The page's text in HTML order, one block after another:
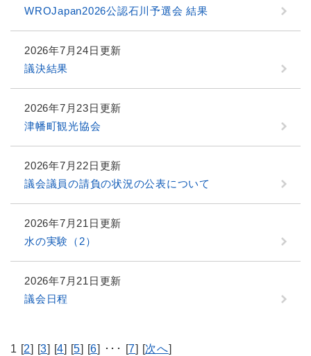
WROJapan2026公認石川予選会 結果
2026年7月24日更新
議決結果
2026年7月23日更新
津幡町観光協会
2026年7月22日更新
議会議員の請負の状況の公表について
2026年7月21日更新
水の実験（2）
2026年7月21日更新
議会日程
1 [2] [3] [4] [5] [6] ･･･ [7] [次へ]